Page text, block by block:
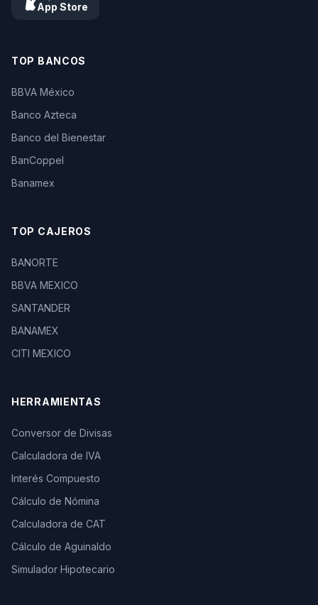
App Store
TOP BANCOS
BBVA México
Banco Azteca
Banco del Bienestar
BanCoppel
Banamex
TOP CAJEROS
BANORTE
BBVA MEXICO
SANTANDER
BANAMEX
CITI MEXICO
HERRAMIENTAS
Conversor de Divisas
Calculadora de IVA
Interés Compuesto
Cálculo de Nómina
Calculadora de CAT
Cálculo de Aguinaldo
Simulador Hipotecario